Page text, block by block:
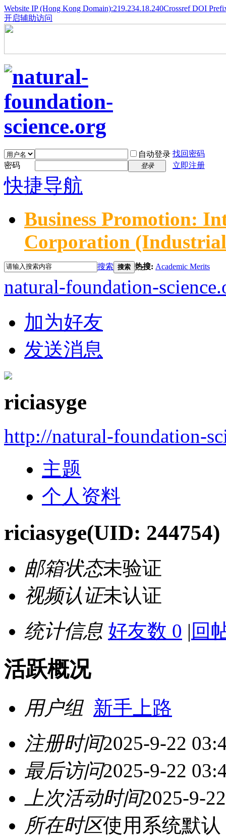
Website IP (Hong Kong Domain):219.234.18.240Crossref DOI
开启辅助访问
自动登录 找回密码
密码
登录 立即注册
快捷导航
Business Promotion:
Corporation
搜索 搜索 热搜: Academic Merits
natural-foundation-
加为好友
发送消息
riciasyge
http://natural-foundation-
主题
个人资料
riciasyge(UID: 244754)
邮箱状态未验证
视频认证未认证
统计信息 好友数 0 | 回
活跃概况
用户组 新手上路
注册时间2025-9-22
最后访问2025-9-22
上次活动时间2025-9-
所在时区使用系统默认